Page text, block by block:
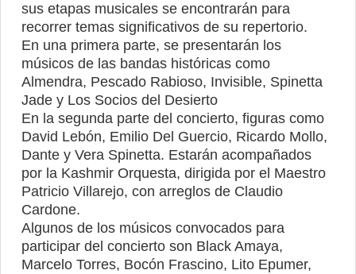
sus etapas musicales se encontrarán para
recorrer temas significativos de su repertorio.
En una primera parte, se presentarán los
músicos de las bandas históricas como
Almendra, Pescado Rabioso, Invisible, Spinetta
Jade y Los Socios del Desierto
En la segunda parte del concierto, figuras como
David Lebón, Emilio Del Guercio, Ricardo Mollo,
Dante y Vera Spinetta. Estarán acompañados
por la Kashmir Orquesta, dirigida por el Maestro
Patricio Villarejo, con arreglos de Claudio
Cardone.
Algunos de los músicos convocados para
participar del concierto son Black Amaya,
Marcelo Torres, Bocón Frascino, Lito Epumer,